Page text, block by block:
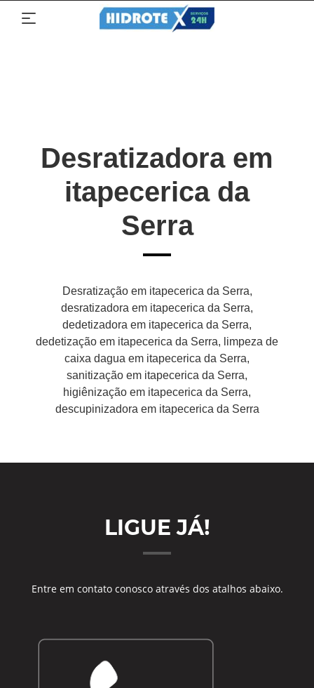
Desratizadora em
itapecerica da
Serra
Desratização em itapecerica da Serra,
desratizadora em itapecerica da Serra,
dedetizadora em itapecerica da Serra,
dedetização em itapecerica da Serra, limpeza de
caixa dagua em itapecerica da Serra,
sanitização em itapecerica da Serra,
higiênização em itapecerica da Serra,
descupinizadora em itapecerica da Serra
LIGUE JÁ!
Entre em contato conosco através dos atalhos abaixo.